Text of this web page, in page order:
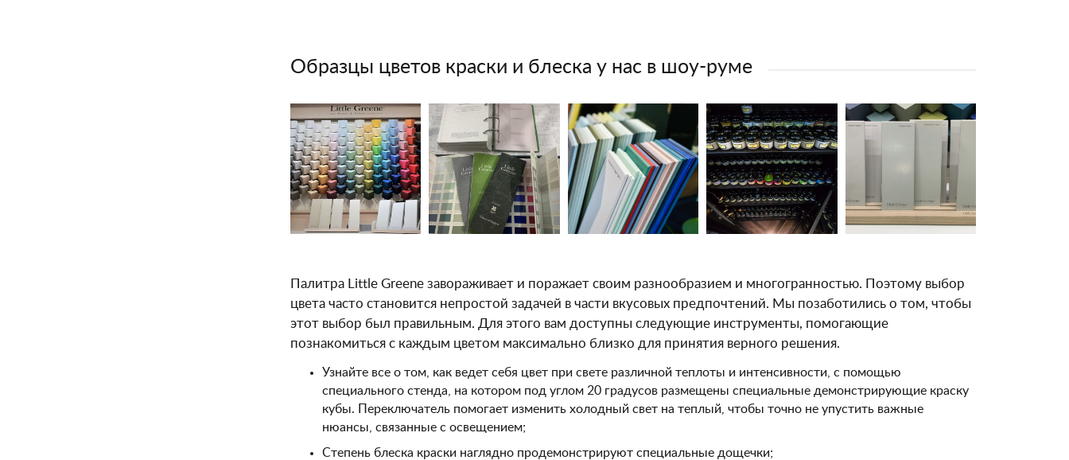
Образцы цветов краски и блеска у нас в шоу-руме
Палитра Little Greene завораживает и поражает своим разнообразием и многогранностью. Поэтому выбор
цвета часто становится непростой задачей в части вкусовых предпочтений. Мы позаботились о том, чтобы
этот выбор был правильным. Для этого вам доступны следующие инструменты, помогающие
познакомиться с каждым цветом максимально близко для принятия верного решения.
Узнайте все о том, как ведет себя цвет при свете различной теплоты и интенсивности, с помощью
специального стенда, на котором под углом 20 градусов размещены специальные демонстрирующие краску
кубы. Переключатель помогает изменить холодный свет на теплый, чтобы точно не упустить важные
нюансы, связанные с освещением;
Степень блеска краски наглядно продемонстрируют специальные дощечки;